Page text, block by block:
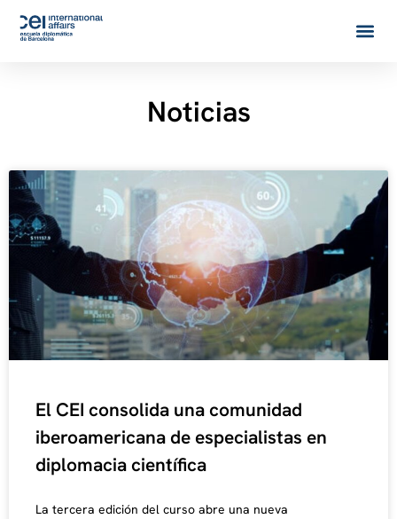
Noticias
El CEI consolida una comunidad
iberoamericana de especialistas en
diplomacia científica
La tercera edición del curso abre una nueva